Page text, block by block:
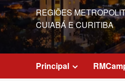
REGIÕES
CUIABÁ E CURITIBA
Principal